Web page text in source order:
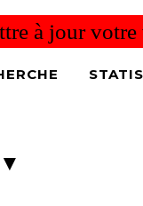
à jour
▼